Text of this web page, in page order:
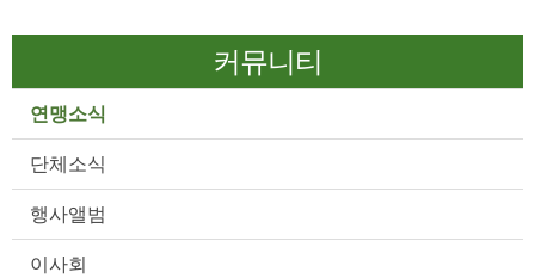
커뮤니티
연맹소식
단체소식
행사앨범
이사회